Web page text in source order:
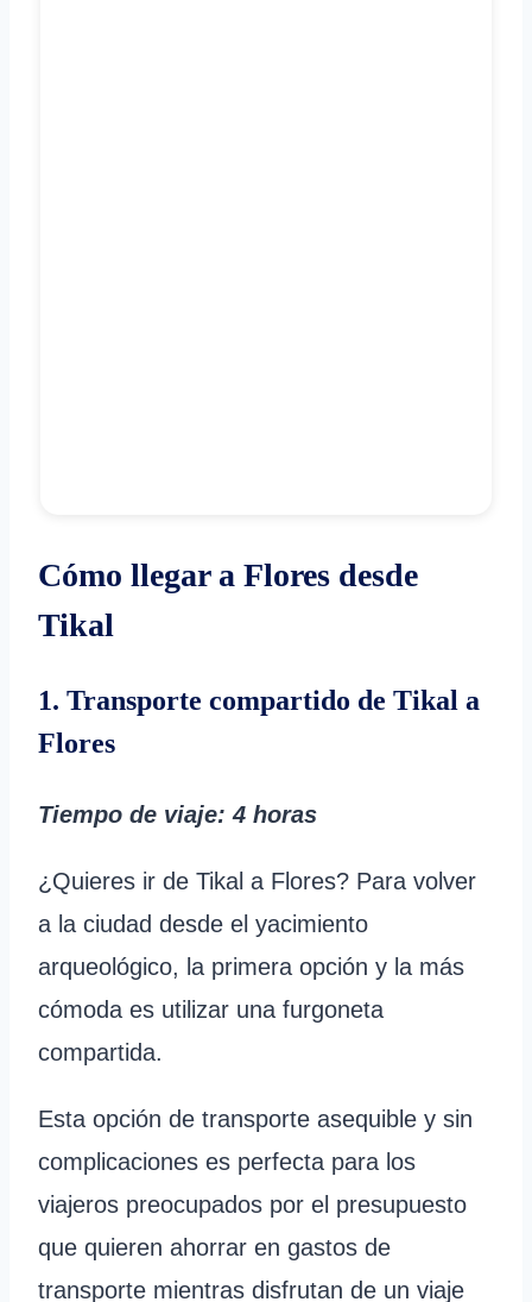
Cómo llegar a Flores desde
Tikal
1. Transporte compartido de Tikal a
Flores
Tiempo de viaje: 4 horas
¿Quieres ir de Tikal a Flores? Para volver
a la ciudad desde el yacimiento
arqueológico, la primera opción y la más
cómoda es utilizar una furgoneta
compartida.
Esta opción de transporte asequible y sin
complicaciones es perfecta para los
viajeros preocupados por el presupuesto
que quieren ahorrar en gastos de
transporte mientras disfrutan de un viaje